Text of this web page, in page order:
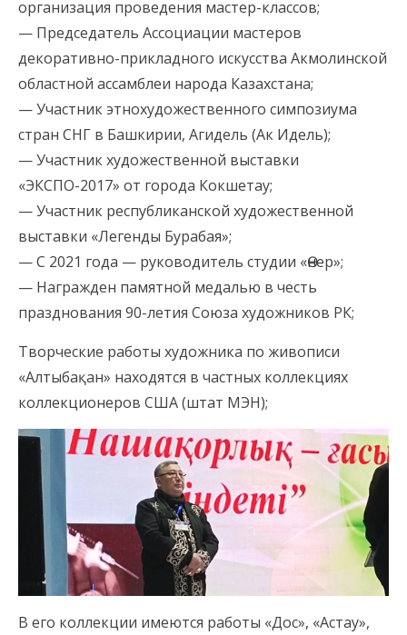
организация проведения мастер-классов;
— Председатель Ассоциации мастеров
декоративно-прикладного искусства Акмолинской
областной ассамблеи народа Казахстана;
— Участник этнохудожественного симпозиума
стран СНГ в Башкирии, Агидель (Ак Идель);
— Участник художественной выставки
«ЭКСПО-2017» от города Кокшетау;
— Участник республиканской художественной
выставки «Легенды Бурабая»;
— С 2021 года — руководитель студии «Өнер»;
— Награжден памятной медалью в честь
празднования 90-летия Союза художников РК;
Творческие работы художника по живописи
«Алтыбақан» находятся в частных коллекциях
коллекционеров США (штат МЭН);
В его коллекции имеются работы «Дос», «Астау»,